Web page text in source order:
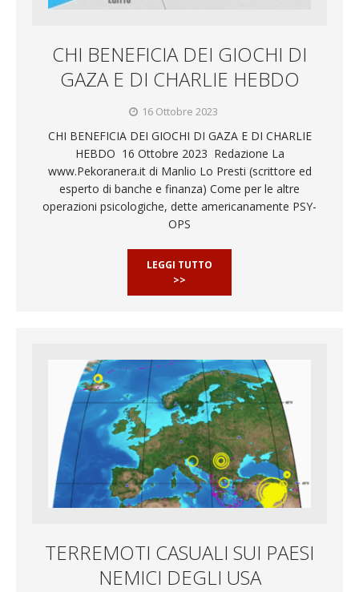
CHI BENEFICIA DEI GIOCHI DI
GAZA E DI CHARLIE HEBDO
16 Ottobre 2023
CHI BENEFICIA DEI GIOCHI DI GAZA E DI CHARLIE
HEBDO 16 Ottobre 2023 Redazione La
www.Pekoranera.it di Manlio Lo Presti (scrittore ed
esperto di banche e finanza) Come per le altre
operazioni psicologiche, dette americanamente PSY-
OPS
LEGGI TUTTO
>>
TERREMOTI CASUALI SUI PAESI
NEMICI DEGLI USA